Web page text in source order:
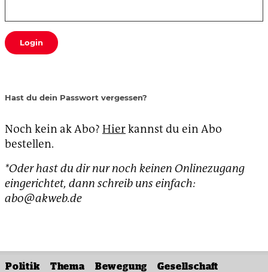
Login
Hast du dein Passwort vergessen?
Noch kein ak Abo? Hierkannst du ein Abo
bestellen.
*Oder hast du dir nur noch keinen Onlinezugang
eingerichtet, dann schreib uns einfach:
abo@akweb.de
Politik Thema Bewegung Gesellschaft